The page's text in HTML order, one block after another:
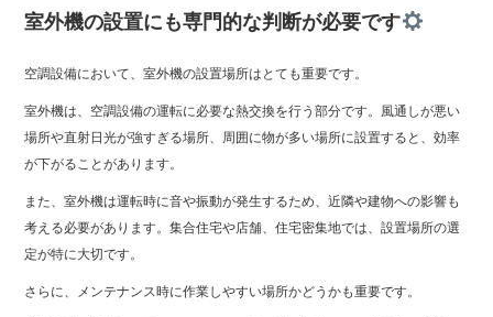
室外機の設置にも専門的な判断が必要です
空調設備において、室外機の設置場所はとても重要です。
室外機は、空調設備の運転に必要な熱交換を行う部分です。風通しが悪い
場所や直射日光が強すぎる場所、周囲に物が多い場所に設置すると、効率
が下がることがあります。
また、室外機は運転時に音や振動が発生するため、近隣や建物への影響も
考える必要があります。集合住宅や店舗、住宅密集地では、設置場所の選
定が特に大切です。
さらに、メンテナンス時に作業しやすい場所かどうかも重要です。